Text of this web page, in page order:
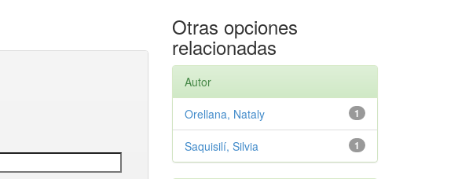
Otras opciones
relacionadas
Autor
1
Orellana, Nataly
1
Saquisilí, Silvia